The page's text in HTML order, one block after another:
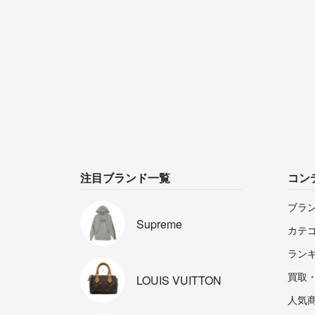
注目ブランド一覧
Supreme
LOUIS VUITTON
コン
ブラ
カテ
ラン
買取
人気